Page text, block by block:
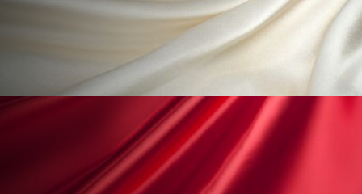
アスレジャーコスメ アレルギー アロマ
アンチソリチュード
インナービューティーアワード2025受賞商品
ウェアラブルデバイス ウェルネス